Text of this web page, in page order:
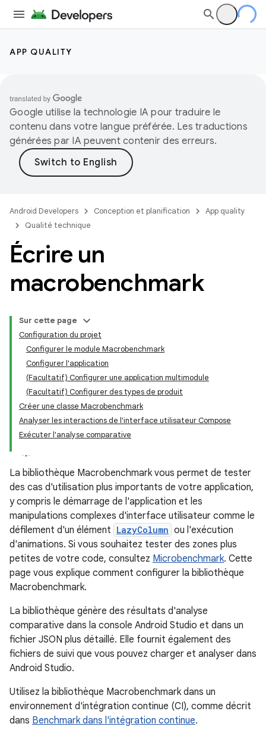
APP QUALITY
Google utilise la technologie IA pour traduire le
contenu dans votre langue préférée. Les traductions
générées par IA peuvent contenir des erreurs.
Android Developers Conception et planification
App quality
Qualité technique
Écrire un
macrobenchmark
Sur cette page
Configuration du projet
Configurer le module Macrobenchmark
Configurer l'application
(Facultatif) Configurer une application multimodule
(Facultatif) Configurer des types de produit
Créer une classe Macrobenchmark
Analyser les interactions de l'interface utilisateur Compose
Exécuter l'analyse comparative
La bibliothèque Macrobenchmark vous permet de tester
des cas d'utilisation plus importants de votre application,
y compris le démarrage de l'application et les
manipulations complexes d'interface utilisateur comme le
défilement d'un élément LazyColumn ou l'exécution
d'animations. Si vous souhaitez tester des zones plus
petites de votre code, consultez Microbenchmark. Cette
page vous explique comment configurer la bibliothèque
Macrobenchmark.
La bibliothèque génère des résultats d'analyse
comparative dans la console Android Studio et dans un
fichier JSON plus détaillé. Elle fournit également des
fichiers de suivi que vous pouvez charger et analyser dans
Android Studio.
Utilisez la bibliothèque Macrobenchmark dans un
environnement d'intégration continue (CI), comme décrit
dans Benchmark dans l'intégration continue.